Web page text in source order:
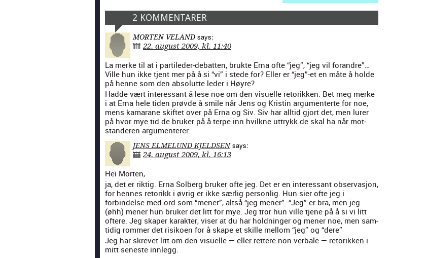
2 KOMMENTARER
MORTEN VELAND says:
22. august 2009, kl. 11:40
La merke til at i par­tiled­er-debat­ten, bruk­te Erna ofte “jeg”, “jeg vil foran­dre”…
Ville hun ikke tjent mer på å si “vi” i stede for? Eller er “jeg”-et en måte å holde
på henne som den abso­lutte led­er i Høyre?
Hadde vært inter­es­sant å lese noe om den visuelle retorikken. Bet meg merke
i at Erna hele tiden prøvde å smile når Jens og Kristin argu­menterte for noe,
mens kama­rane skiftet over på Erna og Siv. Siv har alltid gjort det, men lur­er
på hvor mye tid de bruk­er på å terpe inn hvilkne uttrykk de skal ha når mot­
standeren argu­menter­er.
JENS ELMELUND KJELDSEN says:
24. august 2009, kl. 16:13
Hei Morten,
ja, det er rik­tig. Erna Sol­berg bruk­er ofte jeg. Det er en inter­es­sant obser­vasjon,
for hennes retorikk i øvrig er ikke særlig per­son­lig. Hun sier ofte jeg i
forbindelse med ord som “men­er”, alt­så “jeg men­er”. “Jeg” er bra, men jeg
(øhh) men­er hun bruk­er det litt for mye. Jeg tror hun ville tjene på å si vi litt
oftere. Jeg skaper karak­ter, vis­er at du har hold­ninger og men­er noe, men sam­
tidig rom­mer det risikoen for å skape et skille mel­lom “jeg” og “dere”
Jeg har skrevet litt om den visuelle — eller ret­tere non-ver­bale — retorikken i
mitt sen­este inn­legg.